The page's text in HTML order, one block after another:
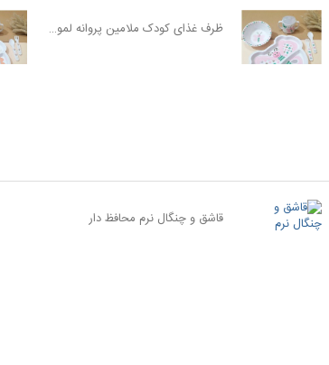
ظرف غذای کودک ملامین پروانه لمون Lemon
قاشق و چنگال نرم محافظ دار